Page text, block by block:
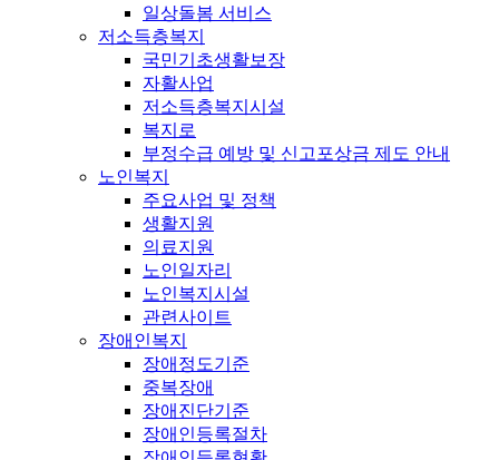
일상돌봄 서비스
저소득층복지
국민기초생활보장
자활사업
저소득층복지시설
복지로
부정수급 예방 및 신고포상금 제도 안내
노인복지
주요사업 및 정책
생활지원
의료지원
노인일자리
노인복지시설
관련사이트
장애인복지
장애정도기준
중복장애
장애진단기준
장애인등록절차